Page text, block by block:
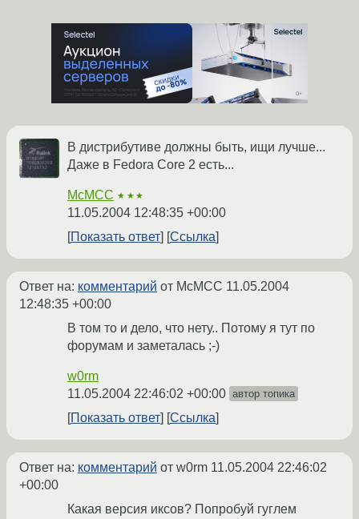
В дистрибутиве должны быть, ищи лучше...
Даже в Fedora Core 2 есть...
McMCC ★★★
11.05.2004 12:48:35 +00:00
Показать ответ
Ссылка
Ответ на: комментарий от McMCC 11.05.2004
12:48:35 +00:00
В том то и дело, что нету.. Потому я тут по
форумам и заметалась ;-)
w0rm
11.05.2004 22:46:02 +00:00 автор топика
Показать ответ Ссылка
Ответ на: комментарий от w0rm 11.05.2004 22:46:02
+00:00
Какая версия иксов? Попробуй гуглем